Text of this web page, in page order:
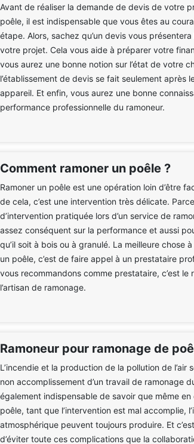
Avant de réaliser la demande de devis de votre
poêle, il est indispensable que vous êtes au
étape. Alors, sachez qu’un devis vous
votre projet. Cela vous aide à préparer votre
vous aurez une bonne notion sur l’état de votre
l’établissement de devis se fait seulement après
appareil. Et enfin, vous aurez une bonne
performance professionnelle du ramoneur.
Comment ramoner un poêle ?
Ramoner un poêle est une opération loin d’être
de cela, c’est une intervention très délicate.
d’intervention pratiquée lors d’un service de
assez conséquent sur la performance et aussi
qu’il soit à bois ou à granulé. La meilleure chose
un poêle, c’est de faire appel à un prestataire
vous recommandons comme prestataire, c’est le
l’artisan de ramonage.
Ramoneur pour ramonage de
L’incendie et la production de la pollution de l’air
non accomplissement d’un travail de ramonage
également indispensable de savoir que même en
poêle, tant que l’intervention est mal accomplie,
atmosphérique peuvent toujours produire. Et
d’éviter toute ces complications que la